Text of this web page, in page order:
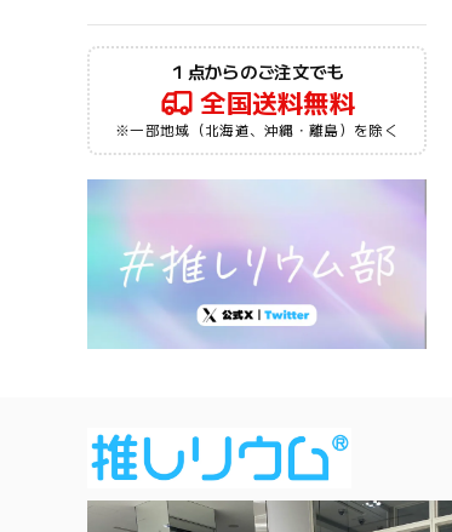
１点からのご注文でも
全国送料無料
※一部地域（北海道、沖縄・離島）を除く